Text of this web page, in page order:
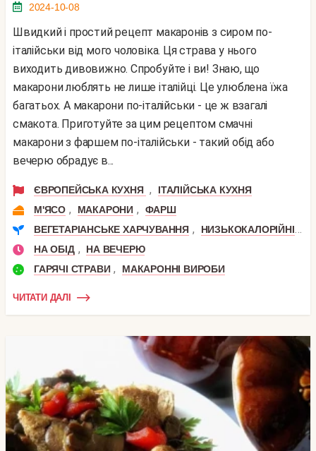
2024-10-08
Швидкий і простий рецепт макаронів з сиром по-
італійськи від мого чоловіка. Ця страва у нього
виходить дивовижно. Спробуйте і ви! Знаю, що
макарони люблять не лише італійці. Це улюблена їжа
багатьох. А макарони по-італійськи - це ж взагалі
смакота. Приготуйте за цим рецептом смачні
макарони з фаршем по-італійськи - такий обід або
вечерю обрадує в...
ЄВРОПЕЙСЬКА КУХНЯ ,
ІТАЛІЙСЬКА КУХНЯ
М'ЯСО , МАКАРОНИ ,
ФАРШ
ВЕГЕТАРІАНСЬКЕ ХАРЧУВАННЯ , НИЗЬКОКАЛОРІЙНІ
НА ОБІД ,
НА ВЕЧЕРЮ
ГАРЯЧІ СТРАВИ , МАКАРОННІ ВИРОБИ
ЧИТАТИ ДАЛІ